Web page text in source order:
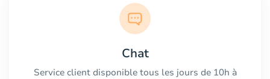
Chat
Service client disponible tous les jours de 10h à